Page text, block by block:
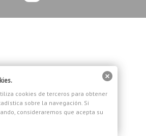
cookies de terceros para obtener
sobre la navegación. Si
consideraremos que acepta su